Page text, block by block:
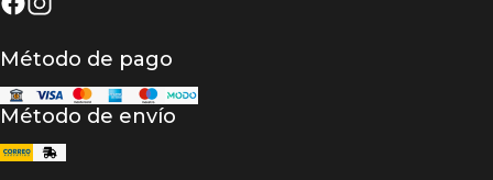
Método de pago
Método de envío